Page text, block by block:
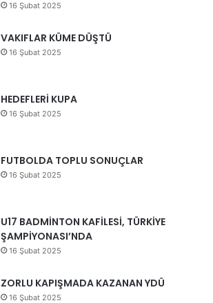
16 Şubat 2025
VAKIFLAR KÜME DÜŞTÜ
16 Şubat 2025
HEDEFLERİ KUPA
16 Şubat 2025
FUTBOLDA TOPLU SONUÇLAR
16 Şubat 2025
U17 BADMİNTON KAFİLESİ, TÜRKİYE
ŞAMPİYONASI’NDA
16 Şubat 2025
ZORLU KAPIŞMADA KAZANAN YDÜ
16 Şubat 2025